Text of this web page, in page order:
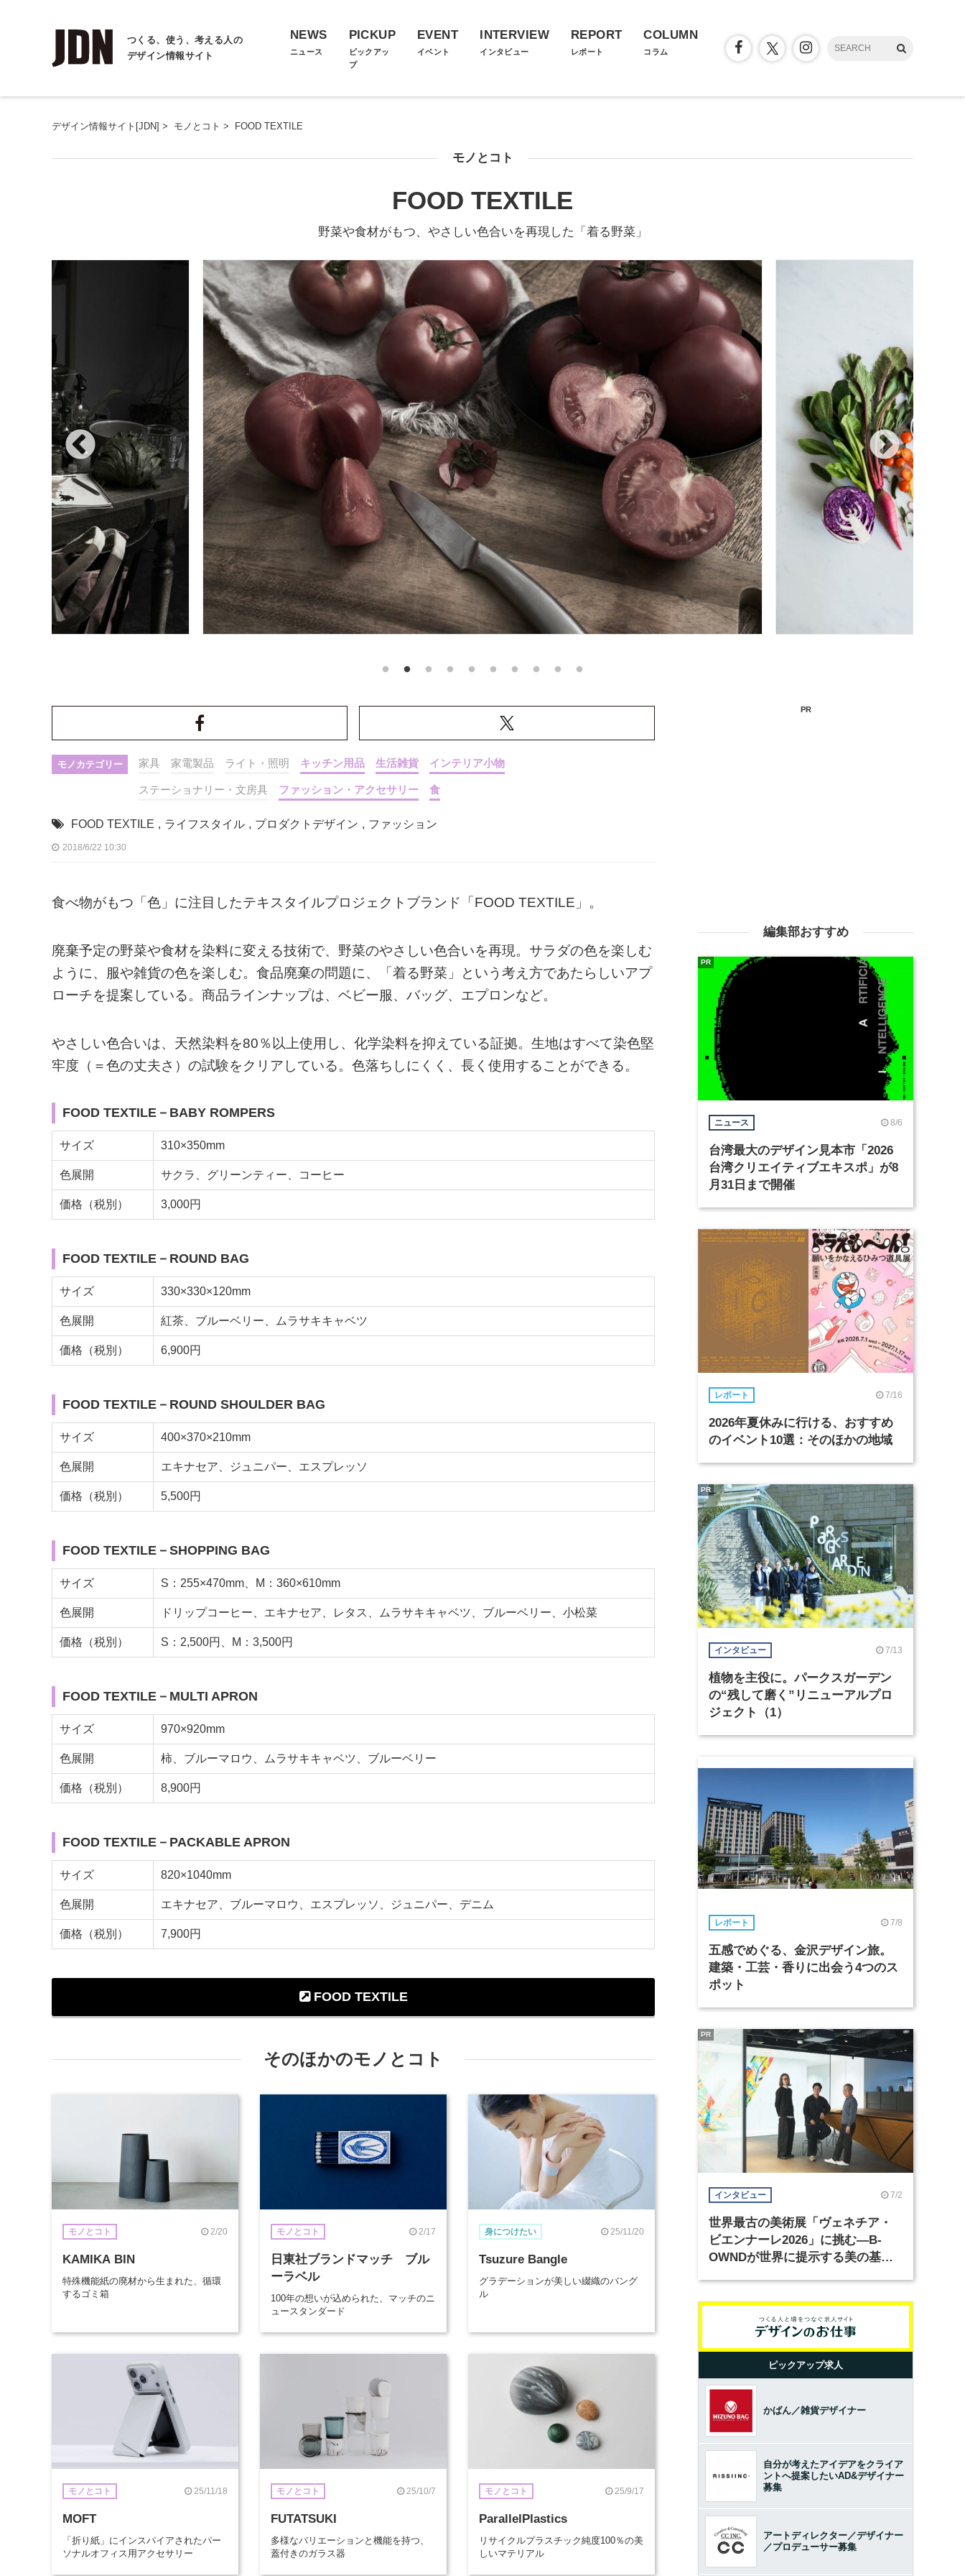
つくる、使う、考える人の
デザイン情報サイト
NEWS
ニュース
PICKUP
ピックアッ
プ
EVENT
イベント
INTERVIEW
インタビュー
REPORT
レポート
COLUMN
コラム
デザイン情報サイト[JDN] > モノとコト > FOOD TEXTILE
モノとコト
FOOD TEXTILE
野菜や食材がもつ、やさしい色合いを再現した「着る野菜」
モノカテゴリー 家具 家電製品 ライト・照明 キッチン用品 生活雑貨 インテリア小物
ステーショナリー・文房具 ファッション・アクセサリー 食
FOOD TEXTILE , ライフスタイル , プロダクトデザイン , ファッション
2018/6/22 10:30
食べ物がもつ「色」に注目したテキスタイルプロジェクトブランド「FOOD TEXTILE」。
廃棄予定の野菜や食材を染料に変える技術で、野菜のやさしい色合いを再現。サラダの色を楽しむ
ように、服や雑貨の色を楽しむ。食品廃棄の問題に、「着る野菜」という考え方であたらしいアプ
ローチを提案している。商品ラインナップは、ベビー服、バッグ、エプロンなど。
やさしい色合いは、天然染料を80％以上使用し、化学染料を抑えている証拠。生地はすべて染色堅
牢度（＝色の丈夫さ）の試験をクリアしている。色落ちしにくく、長く使用することができる。
FOOD TEXTILE－BABY ROMPERS
サイズ 310×350mm
色展開 サクラ、グリーンティー、コーヒー
価格（税別） 3,000円
FOOD TEXTILE－ROUND BAG
サイズ 330×330×120mm
色展開 紅茶、ブルーベリー、ムラサキキャベツ
価格（税別） 6,900円
FOOD TEXTILE－ROUND SHOULDER BAG
サイズ 400×370×210mm
色展開 エキナセア、ジュニパー、エスプレッソ
価格（税別） 5,500円
FOOD TEXTILE－SHOPPING BAG
サイズ S：255×470mm、M：360×610mm
色展開 ドリップコーヒー、エキナセア、レタス、ムラサキキャベツ、ブルーベリー、小松菜
価格（税別） S：2,500円、M：3,500円
FOOD TEXTILE－MULTI APRON
サイズ 970×920mm
色展開 柿、ブルーマロウ、ムラサキキャベツ、ブルーベリー
価格（税別） 8,900円
FOOD TEXTILE－PACKABLE APRON
サイズ 820×1040mm
色展開 エキナセア、ブルーマロウ、エスプレッソ、ジュニパー、デニム
価格（税別） 7,900円
FOOD TEXTILE
そのほかのモノとコト
モノとコト 2/20
KAMIKA BIN
特殊機能紙の廃材から生まれた、循環
するゴミ箱
モノとコト 2/17
日東社ブランドマッチ ブル
ーラベル
100年の想いが込められた、マッチのニ
ュースタンダード
身につけたい 25/11/20
Tsuzure Bangle
グラデーションが美しい綴織のバング
ル
モノとコト 25/11/18
MOFT
「折り紙」にインスパイアされたパー
ソナルオフィス用アクセサリー
モノとコト 25/10/7
FUTATSUKI
多様なバリエーションと機能を持つ、
蓋付きのガラス器
モノとコト 25/9/17
ParallelPlastics
リサイクルプラスチック純度100％の美
しいマテリアル
PR
編集部おすすめ
ニュース 8/6
台湾最大のデザイン見本市「2026
台湾クリエイティブエキスポ」が8
月31日まで開催
PR
レポート 7/16
2026年夏休みに行ける、おすすめ
のイベント10選：そのほかの地域
インタビュー 7/13
植物を主役に。パークスガーデン
の“残して磨く”リニューアルプロ
ジェクト（1）
PR
レポート 7/8
五感でめぐる、金沢デザイン旅。
建築・工芸・香りに出会う4つのス
ポット
インタビュー 7/2
世界最古の美術展「ヴェネチア・
ビエンナーレ2026」に挑む―B-
OWNDが世界に提示する美の基準
PR
ピックアップ求人
かばん／雑貨デザイナー
自分が考えたアイデアをクライア
ントへ提案したいAD&デザイナー
募集
アートディレクター／デザイナー
／プロデューサー募集